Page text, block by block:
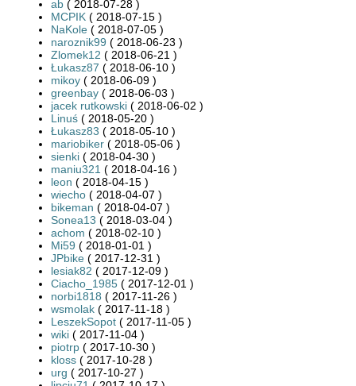
ab ( 2018-07-28 )
MCPIK ( 2018-07-15 )
NaKole ( 2018-07-05 )
naroznik99 ( 2018-06-23 )
Zlomek12 ( 2018-06-21 )
Łukasz87 ( 2018-06-10 )
mikoy ( 2018-06-09 )
greenbay ( 2018-06-03 )
jacek rutkowski ( 2018-06-02 )
Linuś ( 2018-05-20 )
Łukasz83 ( 2018-05-10 )
mariobiker ( 2018-05-06 )
sienki ( 2018-04-30 )
maniu321 ( 2018-04-16 )
leon ( 2018-04-15 )
wiecho ( 2018-04-07 )
bikeman ( 2018-04-07 )
Sonea13 ( 2018-03-04 )
achom ( 2018-02-10 )
Mi59 ( 2018-01-01 )
JPbike ( 2017-12-31 )
lesiak82 ( 2017-12-09 )
Ciacho_1985 ( 2017-12-01 )
norbi1818 ( 2017-11-26 )
wsmolak ( 2017-11-18 )
LeszekSopot ( 2017-11-05 )
wiki ( 2017-11-04 )
piotrp ( 2017-10-30 )
kloss ( 2017-10-28 )
urg ( 2017-10-27 )